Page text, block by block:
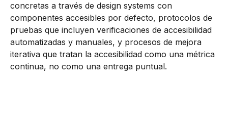
concretas a través de design systems con
componentes accesibles por defecto, protocolos de
pruebas que incluyen verificaciones de accesibilidad
automatizadas y manuales, y procesos de mejora
iterativa que tratan la accesibilidad como una métrica
continua, no como una entrega puntual.